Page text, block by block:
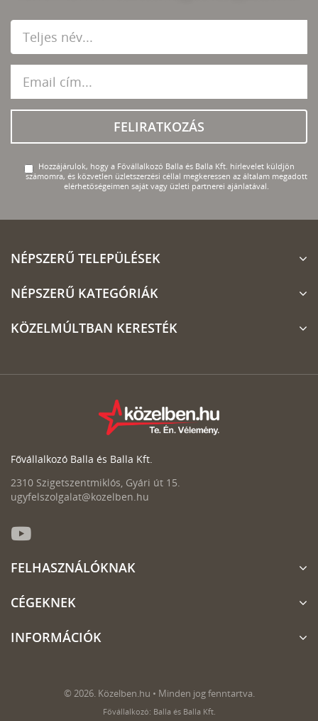
FELIRATKOZÁS
Hozzájárulok, hogy a Fővállalkozó Balla és Balla Kft. hírlevelet küldjön
számomra, és közvetlen üzletszerzési céllal megkeressen az általam megadott
elérhetőségeimen saját vagy üzleti partnerei ajánlatával.
NÉPSZERŰ TELEPÜLÉSEK
NÉPSZERŰ KATEGÓRIÁK
KÖZELMÚLTBAN KERESTÉK
Fővállalkozó Balla és Balla Kft.
2310 Szigetszentmiklós, Gyári út 15.
ugyfelszolgalat@kozelben.hu
FELHASZNÁLÓKNAK
CÉGEKNEK
INFORMÁCIÓK
© 2026. Közelben.hu • Minden jog fenntartva.
Fővállalkozó: Balla és Balla Kft.